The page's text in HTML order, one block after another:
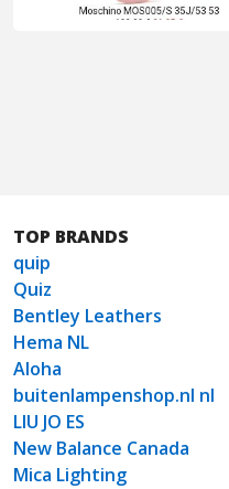
TOP BRANDS
quip
Quiz
Bentley Leathers
Hema NL
Aloha
buitenlampenshop.nl nl
LIU JO ES
New Balance Canada
Mica Lighting